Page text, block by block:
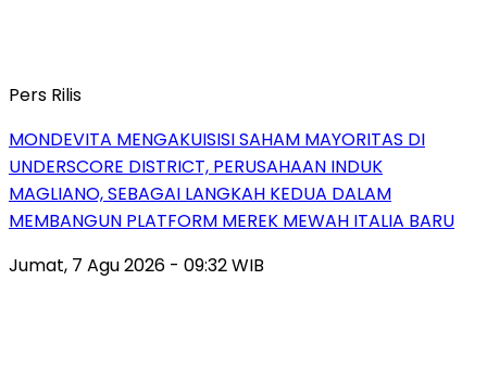
Pers Rilis
MONDEVITA MENGAKUISISI SAHAM MAYORITAS DI
UNDERSCORE DISTRICT, PERUSAHAAN INDUK
MAGLIANO, SEBAGAI LANGKAH KEDUA DALAM
MEMBANGUN PLATFORM MEREK MEWAH ITALIA BARU
Jumat, 7 Agu 2026 - 09:32 WIB